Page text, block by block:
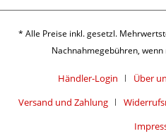
* Alle Preise inkl. gesetzl.
Nachnahmegebühren,
Händler-Login Über
Versand und Zahlung